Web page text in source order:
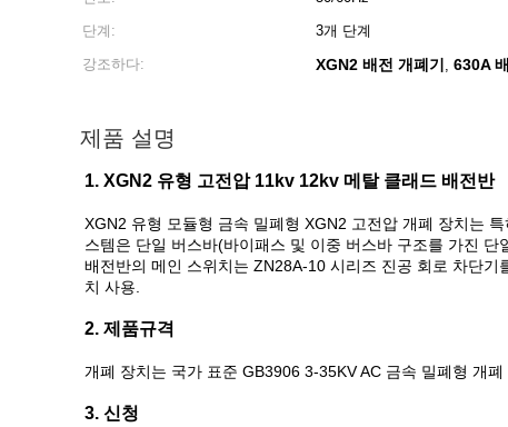
단계:
3개 단계
강조하다:
XGN2 배전 개폐기 , 630A
제품 설명
1. XGN2 유형 고전압 11kv 12kv 메탈 클래드 배전반
XGN2 유형 모듈형 금속 밀폐형 XGN2 고전압 개폐 장치는
스템은 단일 버스바(바이패스 및 이중 버스바 구조를 가진 단
배전반의 메인 스위치는 ZN28A-10 시리즈 진공 회로 차단
치 사용.
2. 제품규격
개폐 장치는 국가 표준 GB3906 3-35KV AC 금속 밀폐형 개
3. 신청